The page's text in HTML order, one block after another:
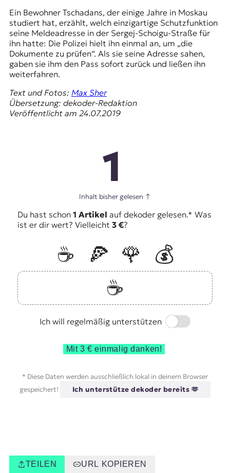
Ein Bewohner Tschadans, der einige Jahre in Moskau
studiert hat, erzählt, welch einzigartige Schutzfunktion
seine Meldeadresse in der Sergej-Schoigu-Straße für
ihn hatte: Die Polizei hielt ihn einmal an, um „die
Dokumente zu prüfen“. Als sie seine Adresse sahen,
gaben sie ihm den Pass sofort zurück und ließen ihn
weiterfahren.
Text und Fotos: Max Sher
Übersetzung: dekoder-Redaktion
Veröffentlicht am 24.07.2019
1
Inhalt bisher gelesen ↑
Du hast schon 1 Artikel auf dekoder gelesen.* Was
ist er dir wert? Vielleicht 3 €?
☕️ 🍕 🌹
💰
☕️
Ich will regelmäßig unterstützen
Switch
Mit 3 € einmalig danken!
* Diese Daten werden ausschließlich lokal in deinem Browser
gespeichert!
Ich unterstütze dekoder bereits 🫶
TEILEN URL KOPIEREN